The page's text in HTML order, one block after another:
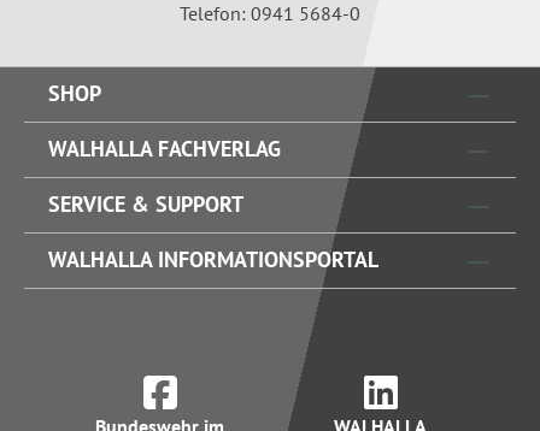
Telefon: 0941 5684-0
SHOP
WALHALLA FACHVERLAG
SERVICE & SUPPORT
WALHALLA INFORMATIONSPORTAL
Bundeswehr im WALHALLA